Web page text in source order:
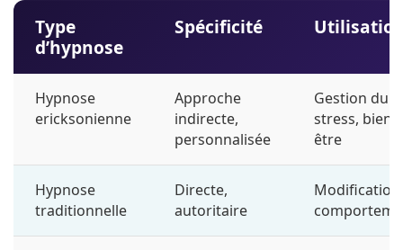
Type
d’hypnose
Spécificité
Hypnose
ericksonienne
Approche
indirecte,
personnalisée
Gestion du
stress, bien-
être
Hypnose
traditionnelle
Directe,
autoritaire
Modification